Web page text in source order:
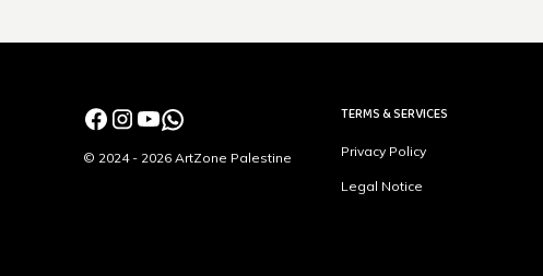
© 2024 - 2026 ArtZone Palestine
TERMS & SERVICES
Privacy Policy
Legal Notice